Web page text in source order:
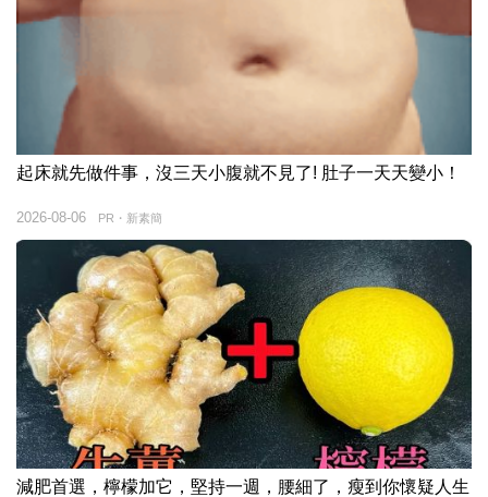
起床就先做件事，沒三天小腹就不見了! 肚子一天天變小！
PR・新素簡
2026-08-06
減肥首選，檸檬加它，堅持一週，腰細了，瘦到你懷疑人生